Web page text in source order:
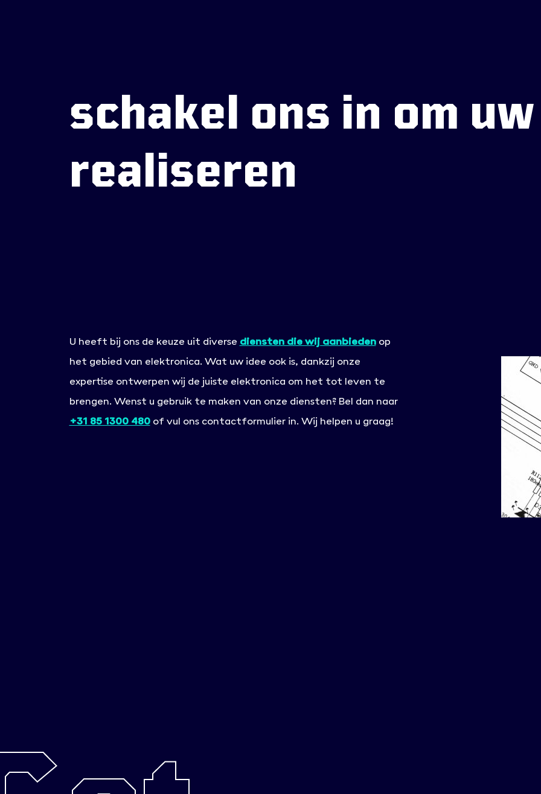
schakel ons in om
realiseren
U heeft bij ons de keuze uit diverse diensten die wij aanbiedenop
het gebied van elektronica. Wat uw idee ook is, dankzij onze
expertise ontwerpen wij de juiste elektronica om het tot leven te
brengen. Wenst u gebruik te maken van onze diensten? Bel dan naar
+31 85 1300 480of vul ons contactformulier in. Wij helpen u graag!